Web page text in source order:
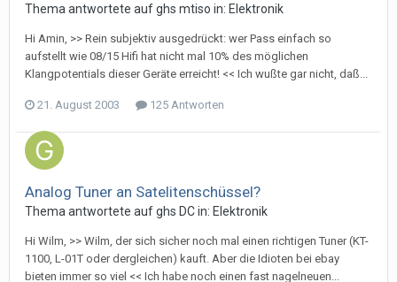
Thema antwortete aufghs mtiso in: Elektronik
Hi Amin, >> Rein subjektiv ausgedrückt: wer Pass einfach so
aufstellt wie 08/15 Hifi hat nicht mal 10% des möglichen
Klangpotentials dieser Geräte erreicht! << Ich wußte gar nicht, daß...
21. August 2003 125 Antworten
Analog Tuner an Satelitenschüssel?
Thema antwortete aufghs DCin: Elektronik
Hi Wilm, >> Wilm, der sich sicher noch mal einen richtigen Tuner (KT-
1100, L-01T oder dergleichen) kauft. Aber die Idioten bei ebay
bieten immer so viel << Ich habe noch einen fast nagelneuen...